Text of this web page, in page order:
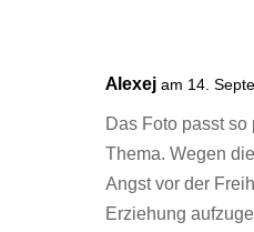
Alexej am 14.
Das Foto passt
Thema. Wegen
Angst vor der
Erziehung